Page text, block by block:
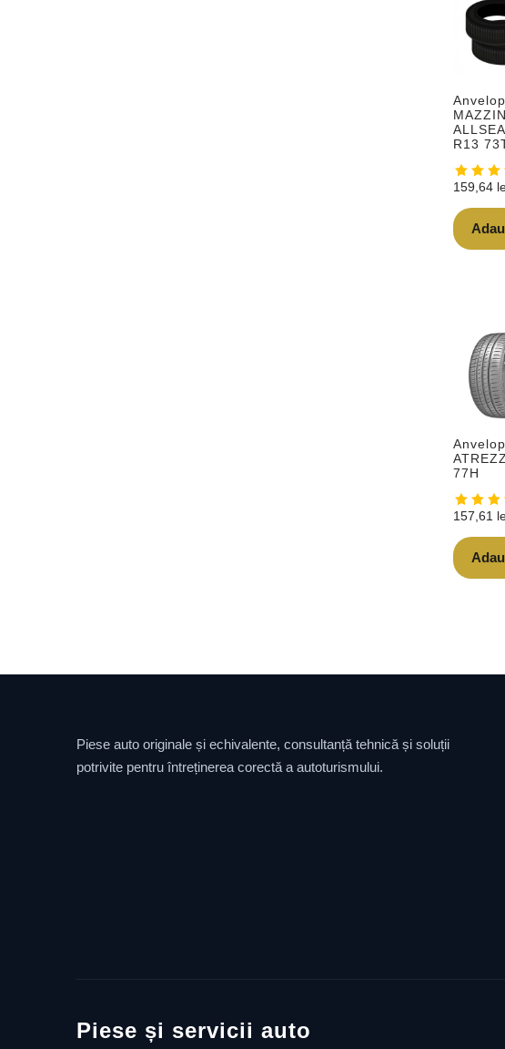
R13
159,64
77H
157,61
Piese auto originale și echivalente, consultanță tehnică și soluții
potrivite pentru întreținerea corectă a autoturismului.
Piese și servicii auto